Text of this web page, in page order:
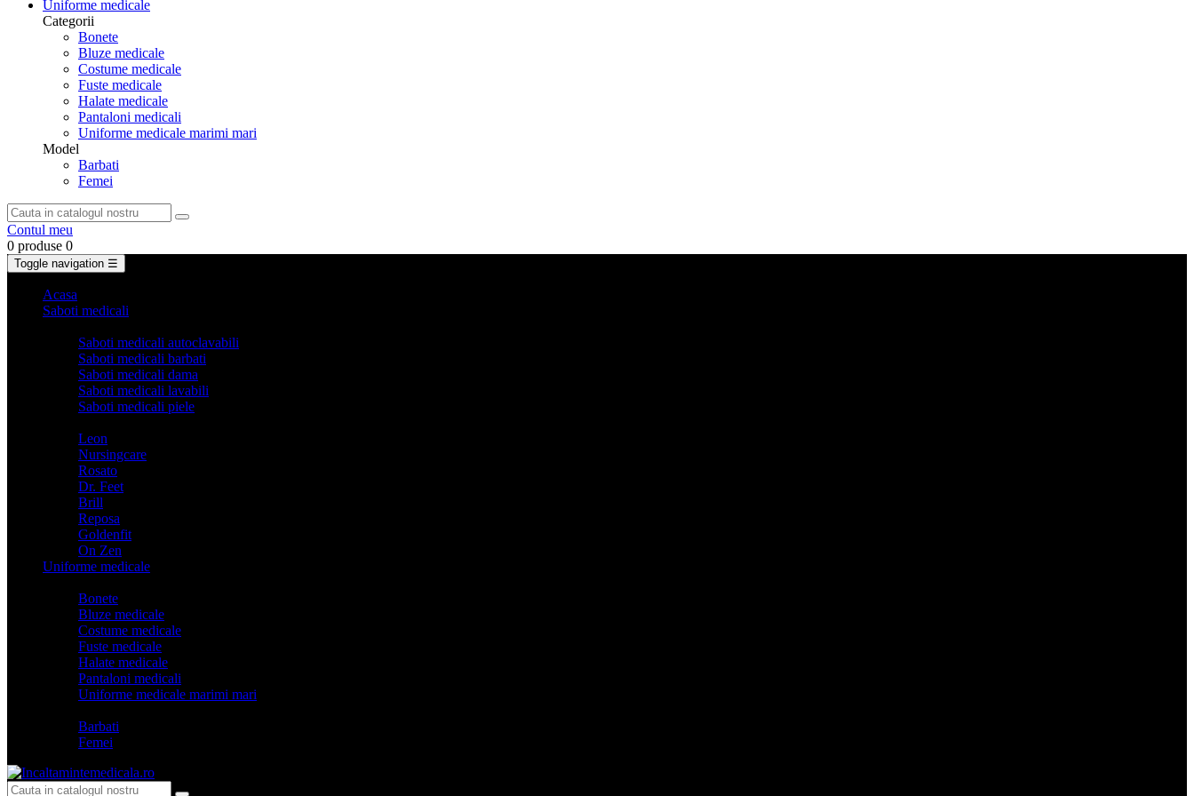
Uniforme medicale
Categorii
Bonete
Bluze medicale
Costume medicale
Fuste medicale
Halate medicale
Pantaloni medicali
Uniforme medicale marimi mari
Model
Barbati
Femei
Contul meu
0 produse 0
Toggle navigation ☰
Acasa
Saboti medicali
Saboti medicali autoclavabili
Saboti medicali barbati
Saboti medicali dama
Saboti medicali lavabili
Saboti medicali piele
Leon
Nursingcare
Rosato
Dr. Feet
Brill
Reposa
Goldenfit
On Zen
Uniforme medicale
Bonete
Bluze medicale
Costume medicale
Fuste medicale
Halate medicale
Pantaloni medicali
Uniforme medicale marimi mari
Barbati
Femei